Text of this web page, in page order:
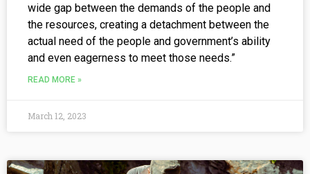
wide gap between the demands of the people and
the resources, creating a detachment between the
actual need of the people and government’s ability
and even eagerness to meet those needs.”
READ MORE »
March 12, 2023